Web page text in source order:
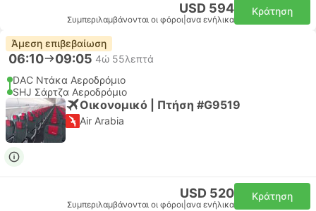
USD 594
Συμπεριλαμβάνονται οι φόροι ανα ενήλικα
Κράτηση
Άμεση επιβεβαίωση
06:10 09:05 4ώ 55λεπτά
DAC Ντάκα Αεροδρόμιο
SHJ Σάρτζα Αεροδρόμιο
Οικονομικό | Πτήση #G9519
Air Arabia
USD 520
Συμπεριλαμβάνονται οι φόροι ανα ενήλικα
Κράτηση